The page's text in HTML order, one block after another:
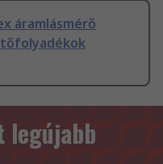
áramlásmérő
legújabb